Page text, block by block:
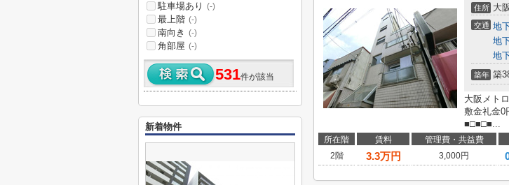
住所 大
交通 地
地
地
築年 築
大阪メト
敷金礼金0
■□■□■...
所在階 賃料 管理費・共益費
2階
3.3万円 3,000円
駐車場あり (-)
最上階 (-)
南向き (-)
角部屋 (-)
531件が該当
新着物件